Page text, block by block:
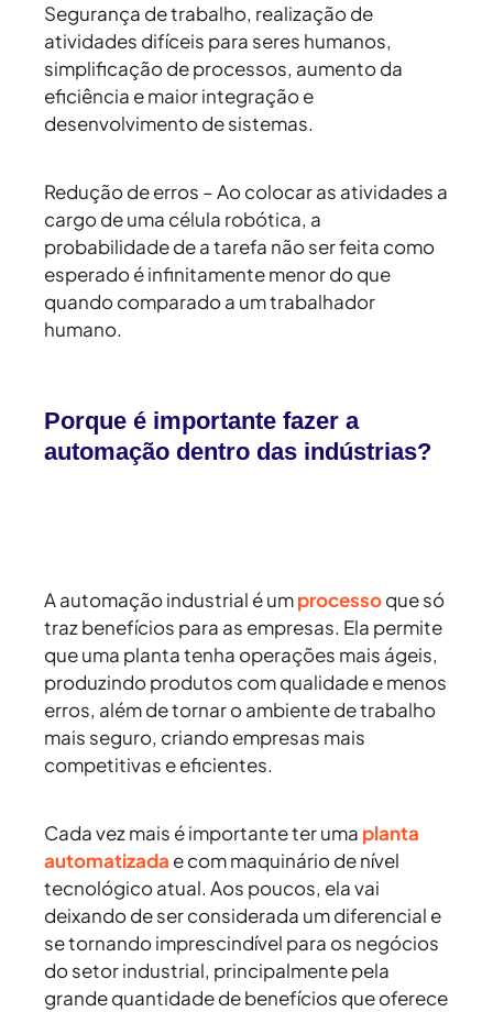
Segurança de trabalho, realização de
atividades difíceis para seres humanos,
simplificação de processos, aumento da
eficiência e maior integração e
desenvolvimento de sistemas.
Redução de erros – Ao colocar as atividades a
cargo de uma célula robótica, a
probabilidade de a tarefa não ser feita como
esperado é infinitamente menor do que
quando comparado a um trabalhador
humano.
Porque é importante fazer a
automação dentro das indústrias?
A automação industrial é umprocessoque só
traz benefícios para as empresas. Ela permite
que uma planta tenha operações mais ágeis,
produzindo produtos com qualidade e menos
erros, além de tornar o ambiente de trabalho
mais seguro, criando empresas mais
competitivas e eficientes.
Cada vez mais é importante ter uma planta
automatizada e com maquinário de nível
tecnológico atual. Aos poucos, ela vai
deixando de ser considerada um diferencial e
se tornando imprescindível para os negócios
do setor industrial, principalmente pela
grande quantidade de benefícios que oferece